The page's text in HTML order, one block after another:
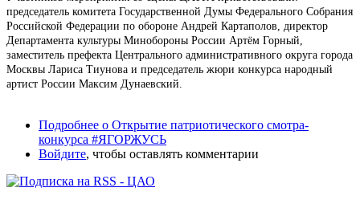
председатель комитета Государственной Думы Федерального Собрания
Российской Федерации по обороне Андрей Картаполов, директор
Департамента культуры Минобороны России Артём Горный,
заместитель префекта Центрального административного округа города
Москвы Лариса Тиунова и председатель жюри конкурса народный
артист России Максим Дунаевский.
Подробнее о Открытие патриотического смотра-
конкурса #ЯГОРЖУСЬ
Войдите, чтобы оставлять комментарии